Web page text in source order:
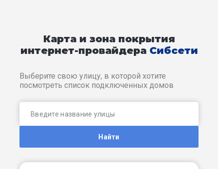
Карта и зона покрытия
интернет-провайдера Сибсети
Выберите свою улицу, в которой хотите
посмотреть список подключенных домов
Найти